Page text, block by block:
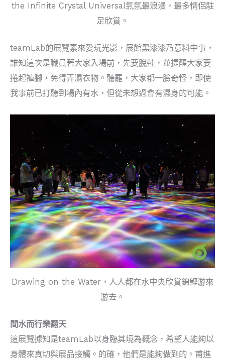
the Infinite Crystal Universal氣氛最浪漫，最多情侶駐
足欣賞。
teamLab的展覽素來愛玩光影，展館黑漆漆乃意料中事，
誰知這次是職員著大家入場前，先要脫鞋，並提醒大家要
捲起褲腳，免得弄濕衣物。聽罷，大家都一臉奇怪，即使
我事前已打聽到場內有水，但從未想過會有濕身的可能。
Drawing on the Water，人人都在水中央欣賞錦鯉游來
游去。
間水而行樂翻天
這展覽據知是teamLab以身臨其境為概念，希望人能夠以
身體來真切與展品接觸。的確，他們是能夠做到的。甫進